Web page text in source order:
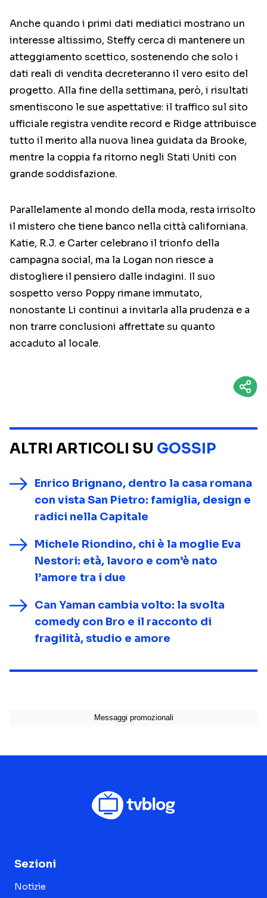
Anche quando i primi dati mediatici mostrano un
interesse altissimo, Steffy cerca di mantenere un
atteggiamento scettico, sostenendo che solo i
dati reali di vendita decreteranno il vero esito del
progetto. Alla fine della settimana, però, i risultati
smentiscono le sue aspettative: il traffico sul sito
ufficiale registra vendite record e Ridge attribuisce
tutto il merito alla nuova linea guidata da Brooke,
mentre la coppia fa ritorno negli Stati Uniti con
grande soddisfazione.
Parallelamente al mondo della moda, resta irrisolto
il mistero che tiene banco nella città californiana.
Katie, R.J. e Carter celebrano il trionfo della
campagna social, ma la Logan non riesce a
distogliere il pensiero dalle indagini. Il suo
sospetto verso Poppy rimane immutato,
nonostante Li continui a invitarla alla prudenza e a
non trarre conclusioni affrettate su quanto
accaduto al locale.
ALTRI ARTICOLI SU GOSSIP
Enrico Brignano, dentro la casa romana
con vista San Pietro: famiglia, design e
radici nella Capitale
Michele Riondino, chi è la moglie Eva
Nestori: età, lavoro e com’è nato
l’amore tra i due
Can Yaman cambia volto: la svolta
comedy con Bro e il racconto di
fragilità, studio e amore
Sezioni
Notizie